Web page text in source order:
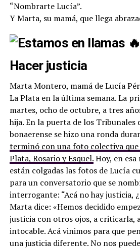
“Nombrarte Lucía”.
Y Marta, su mamá, que llega
Hacer justicia
Marta Montero, mamá de Lucía
La Plata en la última semana. La
martes, ocho de octubre, a tres
hija. En la puerta de los Tribunales
bonaerense se hizo una ronda
terminó con una foto colectiva
Plata, Rosario y Esquel.Hoy, en esa
están colgadas las fotos de Lucía
para un conversatorio que se
interrogante: “Acá no hay justicia,
Marta dice: «Hemos decidido
justicia con otros ojos, a criticarla,
intocable. Acá vinimos para que
una justicia diferente. No nos